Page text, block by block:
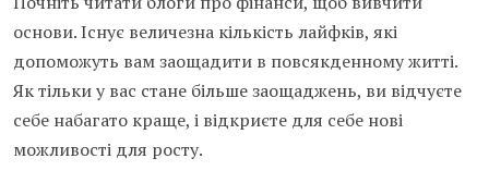
основи. Існує величезна кількість лайфків, які
допоможуть вам заощадити в повсякденному житті.
Як тільки у вас стане більше заощаджень, ви відчуєте
себе набагато краще, і відкриєте для себе нові
можливості для росту.